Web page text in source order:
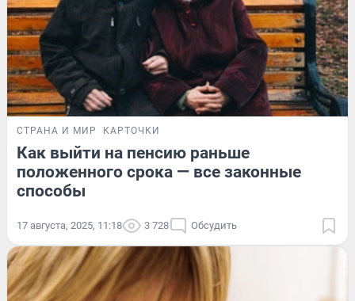
СТРАНА И МИР КАРТОЧКИ
Как выйти на пенсию раньше
положенного срока — все законные
способы
17 августа, 2025, 11:18 3 728 Обсудить